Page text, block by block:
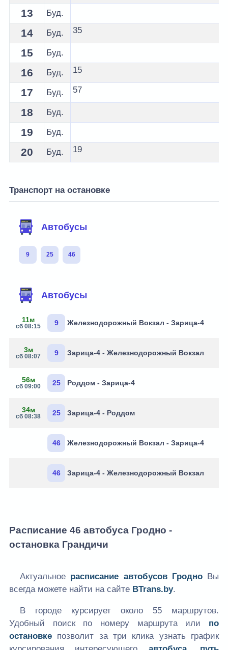
13 Буд.
14 Буд. 35
15 Буд.
16 Буд. 15
17 Буд. 57
18 Буд.
19 Буд.
20 Буд. 19
Транспорт на остановке
Автобусы
9 25 46
Автобусы
11м
сб 08:15 9 Железнодорожный Вокзал - Зарица-4
3м
сб 08:07 9 Зарица-4 - Железнодорожный Вокзал
56м
сб 09:00 25 Роддом - Зарица-4
34м
сб 08:38 25 Зарица-4 - Роддом
46 Железнодорожный Вокзал - Зарица-4
46 Зарица-4 - Железнодорожный Вокзал
Расписание 46 автобуса Гродно -
остановка Грандичи
Актуальное расписание автобусов ГродноВы
всегда можете найти на сайте BTrans.by.
В городе курсирует около 55 маршрутов.
Удобный поиск по номеру маршрута или по
остановке позволит за три клика узнать график